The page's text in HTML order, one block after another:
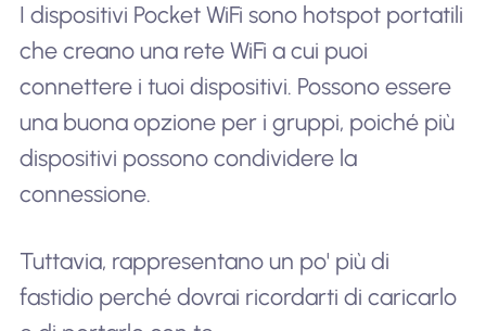
I dispositivi Pocket WiFi sono hotspot portatili
che creano una rete WiFi a cui puoi
connettere i tuoi dispositivi. Possono essere
una buona opzione per i gruppi, poiché più
dispositivi possono condividere la
connessione.
Tuttavia, rappresentano un po' più di
fastidio perché dovrai ricordarti di caricarlo